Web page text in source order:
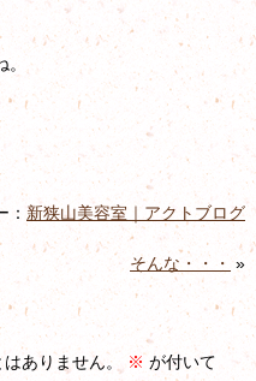
新狭山美容室｜アクトブログ
そんな・・・»
ありません。 ※ が付いて